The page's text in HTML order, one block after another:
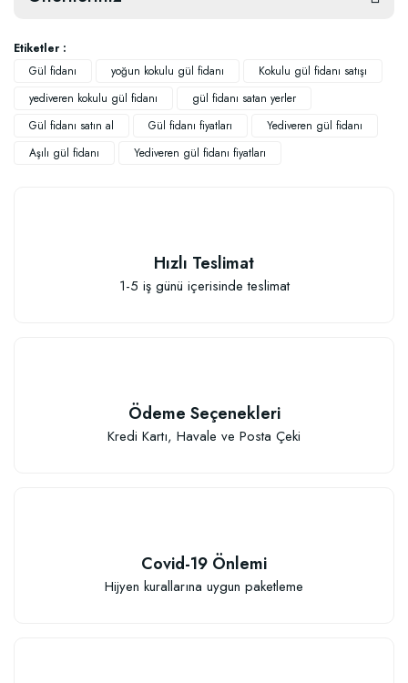
Etiketler :
Gül fidanı
yoğun kokulu gül fidanı
Kokulu gül fidanı satışı
yediveren kokulu gül fidanı
gül fidanı satan yerler
Gül fidanı satın al
Gül fidanı fiyatları
Yediveren gül fidanı
Aşılı gül fidanı
Yediveren gül fidanı fiyatları
Hızlı Teslimat
1-5 iş günü içerisinde teslimat
Ödeme Seçenekleri
Kredi Kartı, Havale ve Posta Çeki
Covid-19 Önlemi
Hijyen kurallarına uygun paketleme